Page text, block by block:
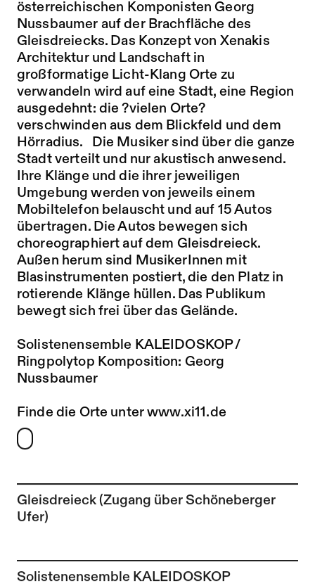
Gleisdreieck (Zugang über Schöneberger
Ufer)
Zur Künstler*in-Seite von
Solistenensemble KALEIDOSKOP
österreichischen Komponisten Georg
Nussbaumer auf der Brachfläche des
Gleisdreiecks. Das Konzept von Xenakis
Architektur und Landschaft in
großformatige Licht-Klang Orte zu
verwandeln wird auf eine Stadt, eine Region
ausgedehnt: die ?vielen Orte?
verschwinden aus dem Blickfeld und dem
Hörradius. Die Musiker sind über die ganze
Stadt verteilt und nur akustisch anwesend.
Ihre Klänge und die ihrer jeweiligen
Umgebung werden von jeweils einem
Mobiltelefon belauscht und auf 15 Autos
übertragen. Die Autos bewegen sich
choreographiert auf dem Gleisdreieck.
Außen herum sind MusikerInnen mit
Blasinstrumenten postiert, die den Platz in
rotierende Klänge hüllen. Das Publikum
bewegt sich frei über das Gelände.
Solistenensemble KALEIDOSKOP /
Ringpolytop Komposition: Georg
Nussbaumer
Finde die Orte unterwww.xi11.de